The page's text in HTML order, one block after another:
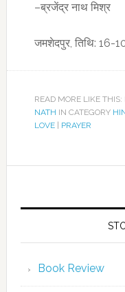
–ब्रजेंद्र नाथ मिश्र
जमशेदपुर, तिथि: 16-
READ MORE LIKE THIS:
NATH IN CATEGORY
LOVE| PRAYER
Book Review